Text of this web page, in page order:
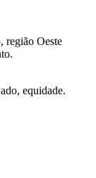
região Oeste
equidade.